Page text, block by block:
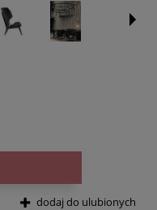
dodaj do ulubionych